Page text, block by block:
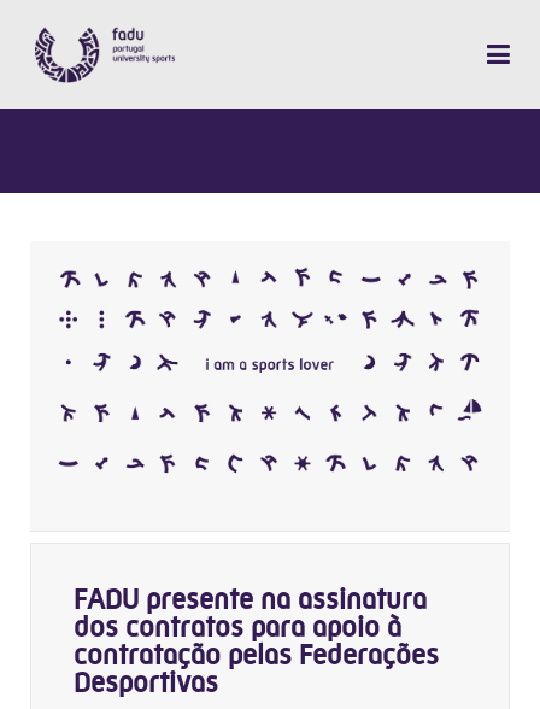
FADU presente na assinatura
dos contratos para apoio à
contratação pelas Federações
Desportivas